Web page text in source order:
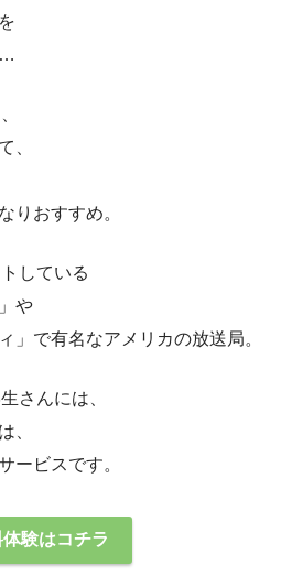
…
、
りおすすめ。
している
や
」で有名なアメリカの放送局。
さんには、
は、
ービスです。
験はコチラ